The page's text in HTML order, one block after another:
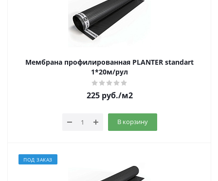
Мембрана профилированная PLANTER standart
1*20м/рул
225руб./м2
В корзину
ПОД ЗАКАЗ